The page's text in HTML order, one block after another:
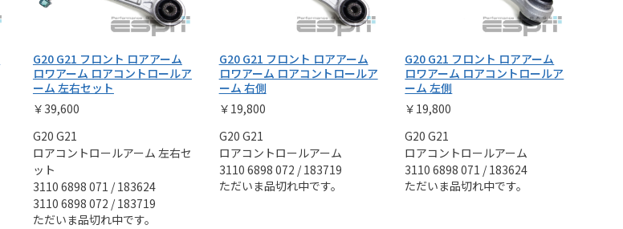
G20 G21 フロント ロアアーム
ロワアーム ロアコントロールア
ーム 左右セット
￥39,600
G20 G21
ロアコントロールアーム 左右セ
ット
3110 6898 071 / 183624
3110 6898 072 / 183719
ただいま品切れ中です。
G20 G21 フロント ロアアーム
ロワアーム ロアコントロールア
ーム 右側
￥19,800
G20 G21
ロアコントロールアーム
3110 6898 072 / 183719
ただいま品切れ中です。
G20 G21 フロント ロアアーム
ロワアーム ロアコントロールア
ーム 左側
￥19,800
G20 G21
ロアコントロールアーム
3110 6898 071 / 183624
ただいま品切れ中です。